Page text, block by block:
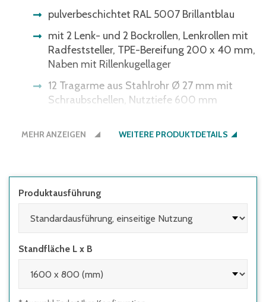
pulverbeschichtet RAL 5007 Brillantblau
mit 2 Lenk- und 2 Bockrollen, Lenkrollen mit
Radfeststeller, TPE-Bereifung 200 x 40 mm,
Naben mit Rillenkugellager
12 Tragarme aus Stahlrohr Ø 27 mm mit
Schraubschellen, Nutztiefe 600 mm
MEHR ANZEIGEN WEITERE PRODUKTDETAILS
Produktausführung
Standfläche L x B